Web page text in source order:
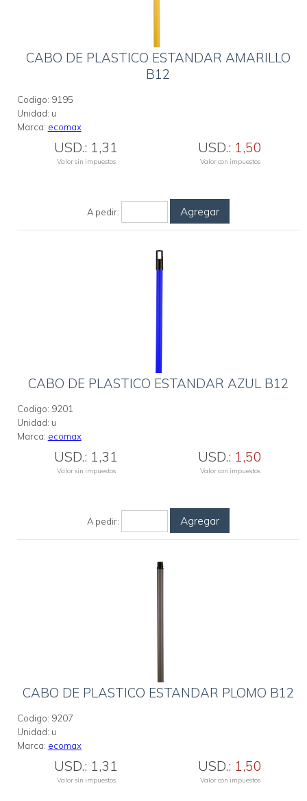
CABO DE PLASTICO ESTANDAR AMARILLO
B12
Codigo: 9195
Unidad: u
Marca: ecomax
USD.: 1,31
Valor sin impuestos
USD.: 1,50
Valor con impuestos
A pedir: Agregar
CABO DE PLASTICO ESTANDAR AZUL B12
Codigo: 9201
Unidad: u
Marca: ecomax
USD.: 1,31
Valor sin impuestos
USD.: 1,50
Valor con impuestos
A pedir: Agregar
CABO DE PLASTICO ESTANDAR PLOMO B12
Codigo: 9207
Unidad: u
Marca: ecomax
USD.: 1,31
Valor sin impuestos
USD.: 1,50
Valor con impuestos